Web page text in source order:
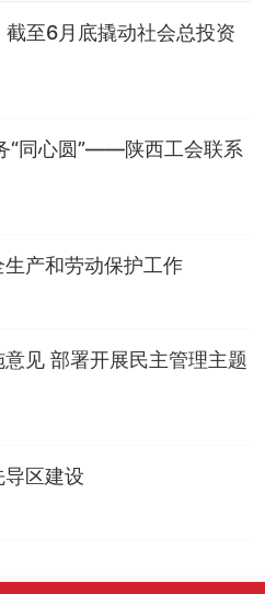
截至6月底撬动社会总投资
“同心圆”——陕西工会联系
产和劳动保护工作
见 部署开展民主管理主题
区建设